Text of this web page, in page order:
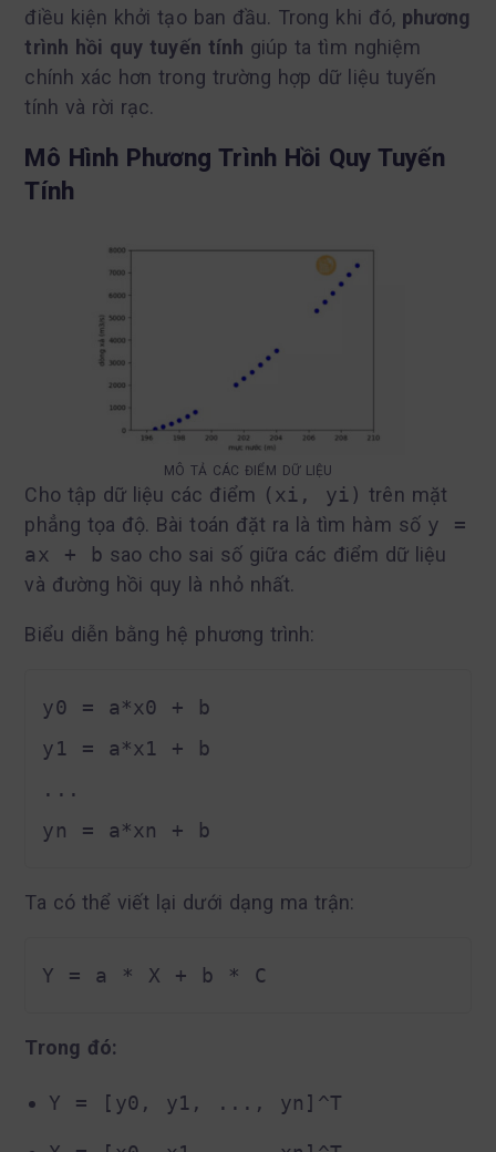
điều kiện khởi tạo ban đầu. Trong khi đó, phương
trình hồi quy tuyến tính giúp ta tìm nghiệm
chính xác hơn trong trường hợp dữ liệu tuyến
tính và rời rạc.
Mô Hình Phương Trình Hồi Quy Tuyến
Tính
MÔ TẢ CÁC ĐIỂM DỮ LIỆU
Cho tập dữ liệu các điểm (xi, yi) trên mặt
phẳng tọa độ. Bài toán đặt ra là tìm hàm số y =
ax + b sao cho sai số giữa các điểm dữ liệu
và đường hồi quy là nhỏ nhất.
Biểu diễn bằng hệ phương trình:
y0 = a*x0 + b
y1 = a*x1 + b
...
Ta có thể viết lại dưới dạng ma trận:
Trong đó:
Y = [y0, y1, ..., yn]^T